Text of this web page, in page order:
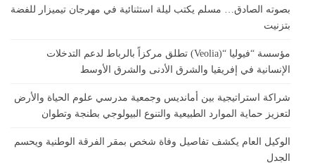
بصوته الصادق… مسلم يكتب ليلة استثنائية في مهرجان تيميزار للفضة
بتزنيت
مؤسسة “فيوليا “(Veolia) تطلق مركزاً بالرباط لدعم التدخلات
الإنسانية في إفريقيا والشرق الأدنى والشرق الأوسط
شراكة استراتيجية بين أمانديس وجمعية مدرسي علوم الحياة والأرض
لتعزيز حماية الموارد الطبيعية والتنوع البيولوجي بطنجة وتطوان
الوكيل العام يكشف تفاصيل وفاة شخص بمقر الفرقة الوطنية ويحسم
الجدل